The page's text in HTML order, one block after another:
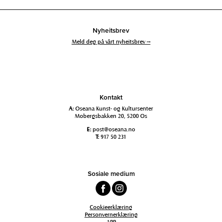
Nyheitsbrev
Meld deg på vårt nyheitsbrev →
Kontakt
A: Oseana Kunst- og Kultursenter
Mobergsbakken 20, 5200 Os
E: post@oseana.no
T: 917 50 231
Sosiale medium
Cookieerklæring
Personvernerklæring